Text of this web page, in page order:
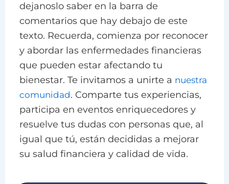
dejanoslo saber en la barra de
comentarios que hay debajo de este
texto. Recuerda, comienza por reconocer
y abordar las enfermedades financieras
que pueden estar afectando tu
bienestar. Te invitamos a unirte a nuestra
comunidad. Comparte tus experiencias,
participa en eventos enriquecedores y
resuelve tus dudas con personas que, al
igual que tú, están decididas a mejorar
su salud financiera y calidad de vida.